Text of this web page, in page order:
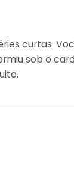
curtas.
sob o